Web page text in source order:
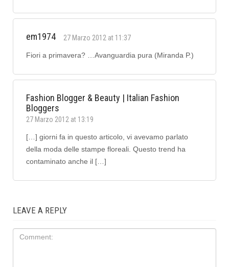
em1974 27 Marzo 2012 at 11:37
Fiori a primavera? …Avanguardia pura (Miranda P.)
Fashion Blogger & Beauty | Italian Fashion
Bloggers
27 Marzo 2012 at 13:19
[…] giorni fa in questo articolo, vi avevamo parlato
della moda delle stampe floreali. Questo trend ha
contaminato anche il […]
LEAVE A REPLY